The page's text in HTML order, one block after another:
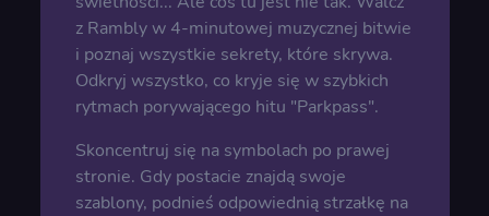
z Rambly w 4-minutowej muzycznej bitwie
i poznaj wszystkie sekrety, które skrywa.
Odkryj wszystko, co kryje się w szybkich
rytmach porywającego hitu "Parkpass".
Skoncentruj się na symbolach po prawej
stronie. Gdy postacie znajdą swoje
szablony, podnieś odpowiednią strzałkę na